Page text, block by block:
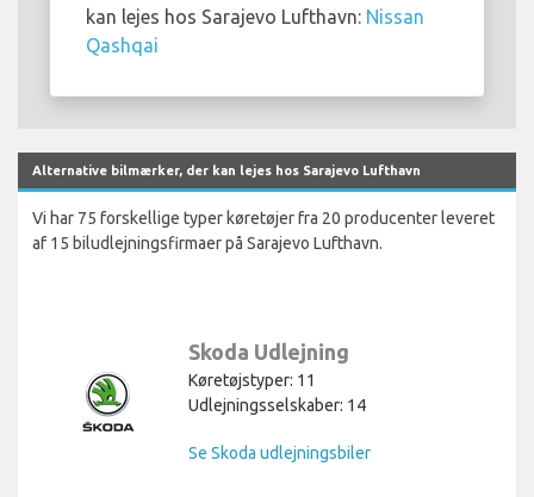
kan lejes hos Sarajevo Lufthavn: Nissan
Qashqai
Alternative bilmærker, der kan lejes hos Sarajevo Lufthavn
Vi har 75 forskellige typer køretøjer fra 20 producenter leveret
af 15 biludlejningsfirmaer på Sarajevo Lufthavn.
Skoda Udlejning
Køretøjstyper: 11
Udlejningsselskaber: 14
Se Skoda udlejningsbiler